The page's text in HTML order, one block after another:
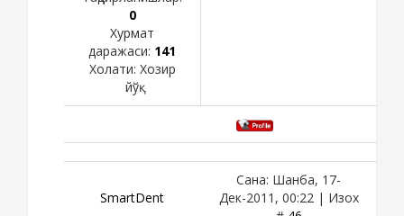
0
Хурмат
даражаси: 141
Холати: Хозир
йўқ
SmartDent
Сана: Шанба, 17-
Дек-2011, 00:22 | Изох